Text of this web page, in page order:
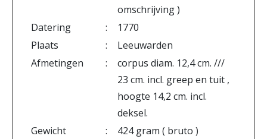
omschrijving )
Datering
:
1770
Plaats
:
Leeuwarden
Afmetingen
:
corpus diam. 12,4 cm. ///
23 cm. incl. greep en tuit ,
hoogte 14,2 cm. incl.
deksel.
Gewicht
:
424 gram ( bruto )